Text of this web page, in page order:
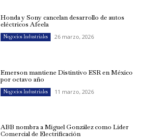
Honda y Sony cancelan desarrollo de autos
eléctricos Afeela
Negocios Industriales 26 marzo, 2026
Emerson mantiene Distintivo ESR en México
por octavo año
Negocios Industriales 11 marzo, 2026
ABB nombra a Miguel González como Líder
Comercial de Electrificación